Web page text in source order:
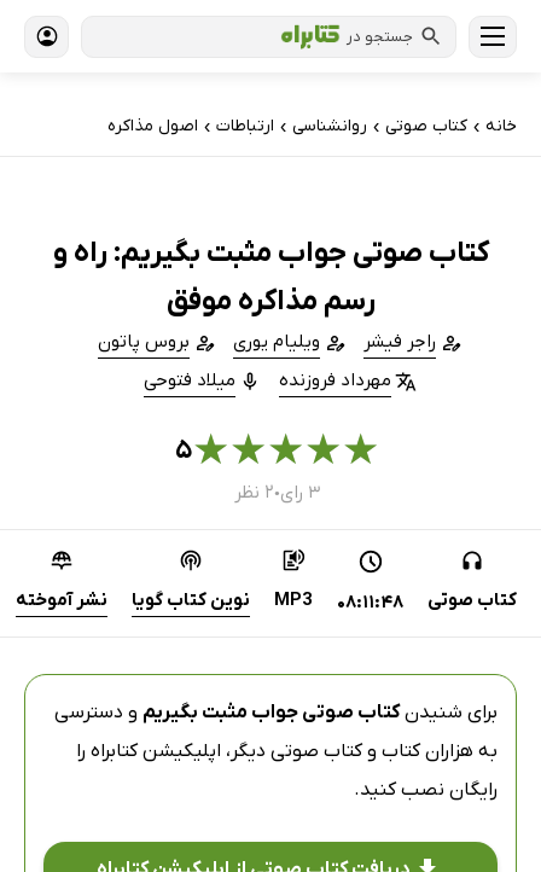
جستجو در
خانه › کتاب‌ صوتی › روانشناسی › ارتباطات › اصول مذاکره
کتاب صوتی جواب مثبت بگیریم: راه و
رسم مذاکره موفق
راجر فیشر ویلیام یوری
بروس پاتون
مهرداد فروزنده
میلاد فتوحی
★
★
★
★
★۵
۳ رای ● ۲ نظر
کتاب صوتی 08:11:48
MP3 نوین کتاب گویا نشر آموخته
برای شنیدنکتاب صوتی جواب مثبت بگیریم و دسترسی
به هزاران کتاب و کتاب صوتی دیگر، اپلیکیشن کتابراه را
رایگان نصب کنید.